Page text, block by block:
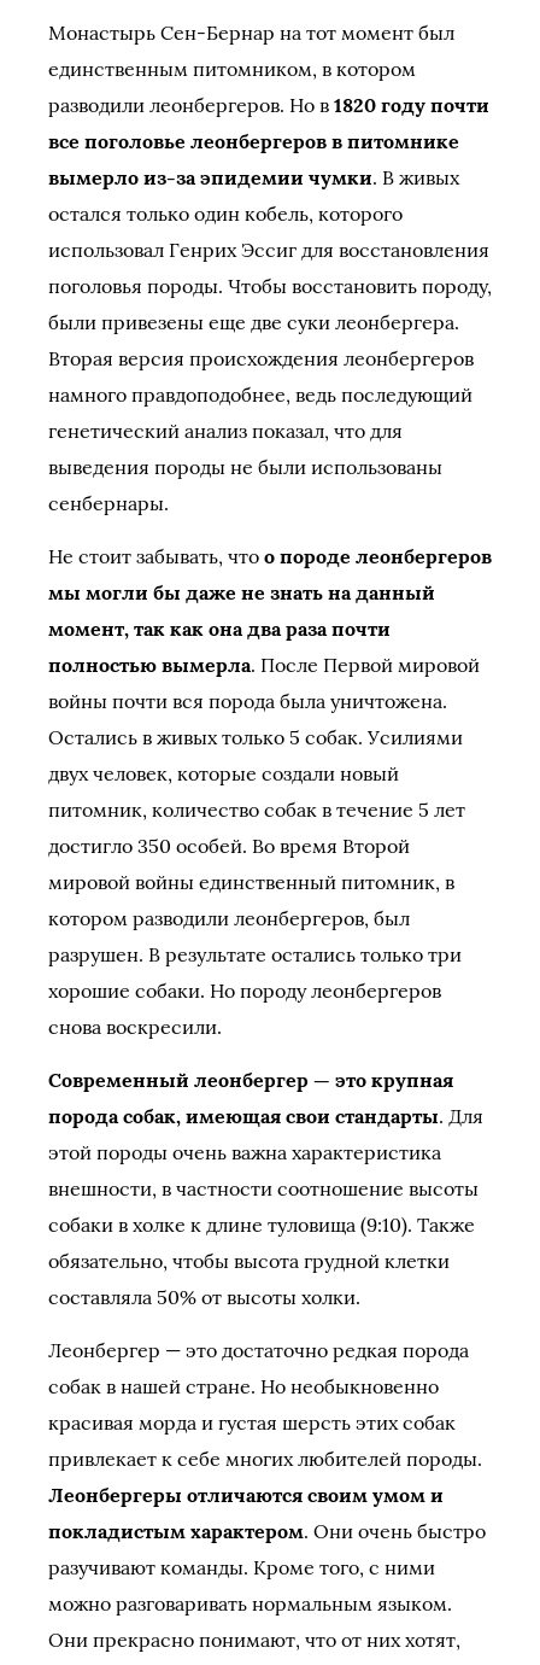
Монастырь Сен-Бернар на тот момент был
единственным питомником, в котором
разводили леонбергеров. Но в 1820 году почти
все поголовье леонбергеров в питомнике
вымерло из-за эпидемии чумки. В живых
остался только один кобель, которого
использовал Генрих Эссиг для восстановления
поголовья породы. Чтобы восстановить породу,
были привезены еще две суки леонбергера.
Вторая версия происхождения леонбергеров
намного правдоподобнее, ведь последующий
генетический анализ показал, что для
выведения породы не были использованы
сенбернары.
Не стоит забывать, что о породе леонбергеров
мы могли бы даже не знать на данный
момент, так как она два раза почти
полностью вымерла. После Первой мировой
войны почти вся порода была уничтожена.
Остались в живых только 5 собак. Усилиями
двух человек, которые создали новый
питомник, количество собак в течение 5 лет
достигло 350 особей. Во время Второй
мировой войны единственный питомник, в
котором разводили леонбергеров, был
разрушен. В результате остались только три
хорошие собаки. Но породу леонбергеров
снова воскресили.
Современный леонбергер — это крупная
порода собак, имеющая свои стандарты. Для
этой породы очень важна характеристика
внешности, в частности соотношение высоты
собаки в холке к длине туловища (9:10). Также
обязательно, чтобы высота грудной клетки
составляла 50% от высоты холки.
Леонбергер — это достаточно редкая порода
собак в нашей стране. Но необыкновенно
красивая морда и густая шерсть этих собак
привлекает к себе многих любителей породы.
Леонбергеры отличаются своим умом и
покладистым характером. Они очень быстро
разучивают команды. Кроме того, с ними
можно разговаривать нормальным языком.
Они прекрасно понимают, что от них хотят,